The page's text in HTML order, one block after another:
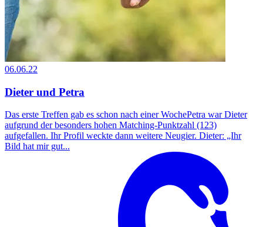
06.06.22
Dieter und Petra
Das erste Treffen gab es schon nach einer WochePetra war Dieter
aufgrund der besonders hohen Matching-Punktzahl (123)
aufgefallen. Ihr Profil weckte dann weitere Neugier. Dieter: „Ihr
Bild hat mir gut...